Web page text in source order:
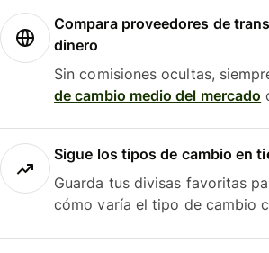
Compara proveedores de
dinero
Sin comisiones ocultas,
de cambio medio del mercado
Sigue los tipos de cambio en
Guarda tus divisas favoritas
cómo varía el tipo de cambio